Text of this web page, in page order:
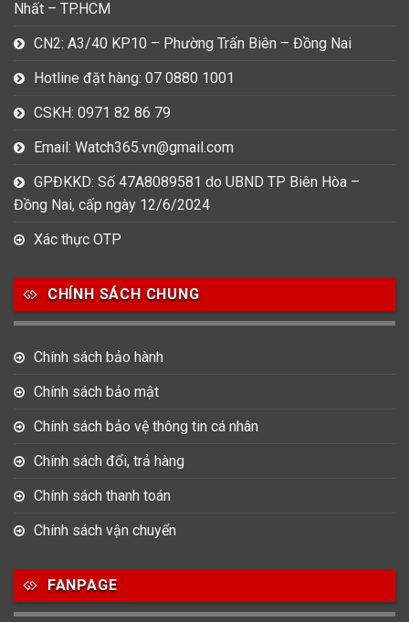
Nhất – TP.HCM
CN2: A3/40 KP10 – Phường Trấn Biên – Đồng Nai
Hotline đặt hàng: 07 0880 1001
CSKH: 0971 82 86 79
Email: Watch365.vn@gmail.com
GPĐKKD: Số 47A8089581 do UBND TP Biên Hòa –
Đồng Nai, cấp ngày 12/6/2024
Xác thực OTP
CHÍNH SÁCH CHUNG
Chính sách bảo hành
Chính sách bảo mật
Chính sách bảo vệ thông tin cá nhân
Chính sách đổi, trả hàng
Chính sách thanh toán
Chính sách vận chuyển
FANPAGE